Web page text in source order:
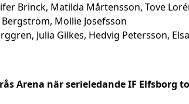
Brinck, Matilda Mårtensson, Tove
Mollie Josefsson
Julia Gilkes, Hedvig Petersson,
Arena när serieledande IF Elfsborg